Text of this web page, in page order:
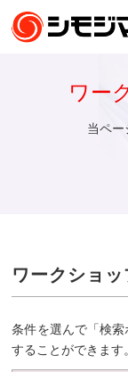
ワー
当ペー
ワークショ
条件を選んで「検
することができます